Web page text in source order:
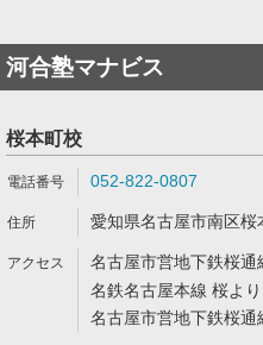
河合塾マナビス
桜本町校
052-822-0807
愛知県名古屋市南区桜
名古屋市営地下鉄桜
名鉄名古屋本線 桜よ
名古屋市営地下鉄桜